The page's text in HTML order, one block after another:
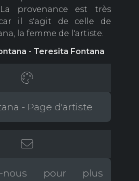
La provenance est très
il s'agit de celle de
la femme de l'artiste.
- Teresita Fontana
- Page d'artiste
nous pour plus